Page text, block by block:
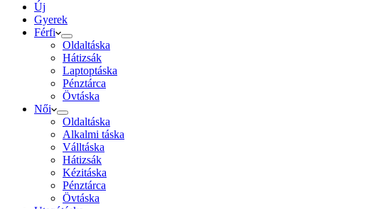
Új
Gyerek
Férfi
Oldaltáska
Hátizsák
Laptoptáska
Pénztárca
Övtáska
Női
Oldaltáska
Alkalmi táska
Válltáska
Hátizsák
Kézitáska
Pénztárca
Övtáska